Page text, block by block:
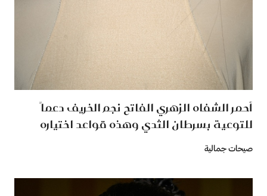
أحمر الشفاه الزهري الفاتح نجم الخريف دعماً
للتوعية بسرطان الثدي وهذه قواعد اختياره
صيحات جمالية